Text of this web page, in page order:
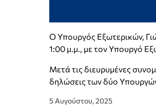
Ο Υπουργός Εξωτερικών,
1:00 μ.μ., με τον Υπουργό
Μετά τις διευρυμένες
δηλώσεις των δύο
5 Αυγούστου, 2025